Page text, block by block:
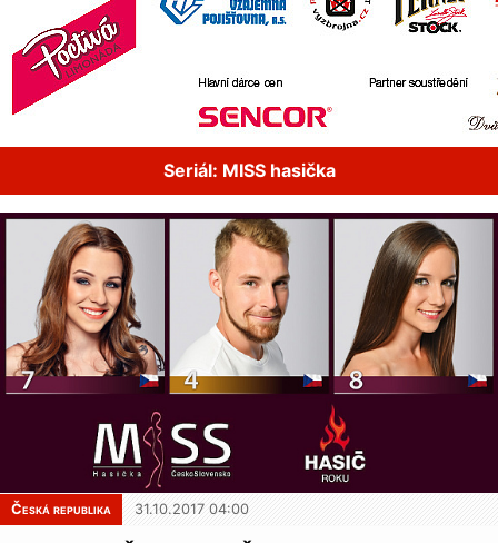
Seriál: MISS hasička
Česká republika 31.10.2017 04:00